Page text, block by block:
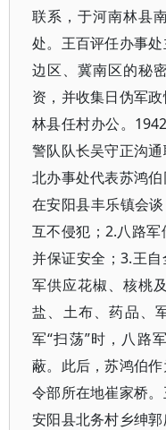
联系，于河南林县
处。王百评任办事
边区、冀南区的秘
资，并收集日伪军
林县任村办公。
警队队长吴守正沟
北办事处代表苏鸿
在安阳县丰乐镇会
互不侵犯；2.八路军
并保证安全；3.王
军供应花椒、核桃
盐、土布、药品、
军“扫荡”时，八路
蔽。此后，苏鸿伯
令部所在地崔家桥。
安阳县北务村乡绅